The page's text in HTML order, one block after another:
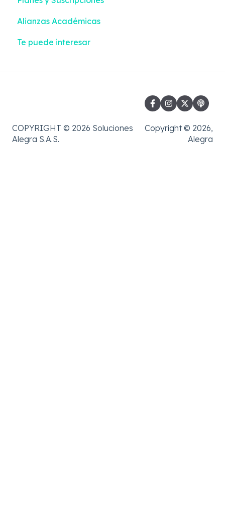
Alianzas Académicas
Te puede interesar
COPYRIGHT © 2026 Soluciones
Alegra S.A.S.
Copyright © 2026,
Alegra